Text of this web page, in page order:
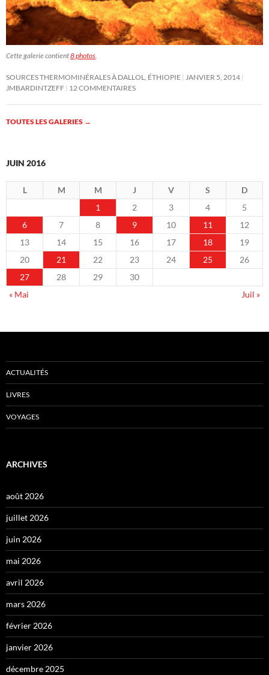
Cette galerie contient8 photos.
SOURCES THERMOMINÉRALES À DALLOL, ÉTHIOPIE JANVIER 5, 2014
JMBARDINTZEFF 12 COMMENTAIRES
TOUTES LES GALERIES →
JUIN 2016
L M M J V S
D
1
2 3 4
5
6
7 8 9 10 11
12
13
14 15 16 17 18
19
20
21 22 23 24 25
26
27
28 29
30
« Mai
Juil »
ACTUALITÉS
LIVRES
VOYAGES
ARCHIVES
août 2026
juillet 2026
juin 2026
mai 2026
avril 2026
mars 2026
février 2026
janvier 2026
décembre 2025